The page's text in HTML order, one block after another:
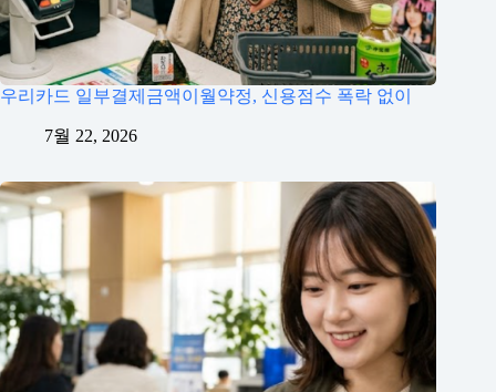
우리카드 일부결제금액이월약정, 신용점수 폭락 없이
7월 22, 2026